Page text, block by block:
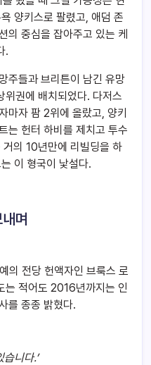
양키스로 팔렸고, 애덤 존
의 중심을 잡아주고 있는 케
.
주들과 브리튼이 남긴 유망
위권에 배치되었다. 다저스
마자 팜 2위에 올랐고, 양키
는 헌터 하비를 제치고 투수
의 10년만에 리빌딩을 하
이 형국이 낯설다.
며
의 전당 헌액자인 브룩스 로
는 적어도 2016년까지는 인
를 종종 밝혔다.
니다.’